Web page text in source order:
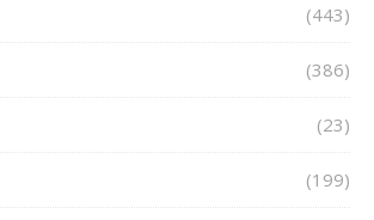
(443)
(386)
(23)
(199)